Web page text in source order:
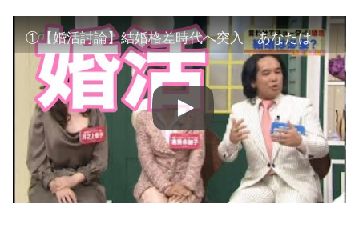
①【婚活討論】結婚格差時代へ突入 あなたは売れ残る？ 勝ち残る？ 理想の結婚目指して 婚活討論 パッション河本隆行 Vol.1